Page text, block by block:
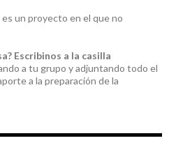
un proyecto en el que no
Escribinos a la casilla
a tu grupo y adjuntando todo el
a la preparación de la